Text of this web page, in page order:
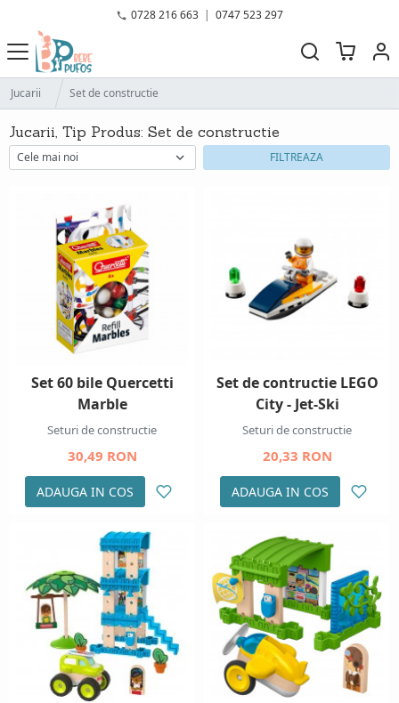
0728 216 663 | 0747 523 297
Jucarii Set de constructie
Jucarii, Tip Produs: Set de constructie
FILTREAZA
Set 60 bile Quercetti
Marble
Seturi de constructie
30,49 RON
ADAUGA IN COS
Set de contructie LEGO
City - Jet-Ski
Seturi de constructie
20,33 RON
ADAUGA IN COS